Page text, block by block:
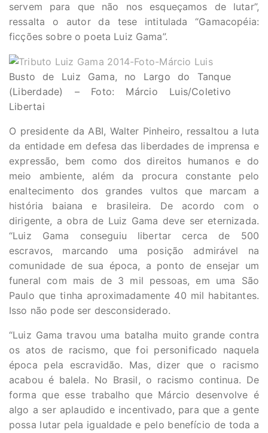
servem para que não nos esqueçamos de lutar”,
ressalta o autor da tese intitulada “Gamacopéia:
ficções sobre o poeta Luiz Gama”.
Busto de Luiz Gama, no Largo do Tanque
(Liberdade) – Foto: Márcio Luis/Coletivo
Libertai
O presidente da ABI, Walter Pinheiro, ressaltou a luta
da entidade em defesa das liberdades de imprensa e
expressão, bem como dos direitos humanos e do
meio ambiente, além da procura constante pelo
enaltecimento dos grandes vultos que marcam a
história baiana e brasileira. De acordo com o
dirigente, a obra de Luiz Gama deve ser eternizada.
“Luiz Gama conseguiu libertar cerca de 500
escravos, marcando uma posição admirável na
comunidade de sua época, a ponto de ensejar um
funeral com mais de 3 mil pessoas, em uma São
Paulo que tinha aproximadamente 40 mil habitantes.
Isso não pode ser desconsiderado.
“Luiz Gama travou uma batalha muito grande contra
os atos de racismo, que foi personificado naquela
época pela escravidão. Mas, dizer que o racismo
acabou é balela. No Brasil, o racismo continua. De
forma que esse trabalho que Márcio desenvolve é
algo a ser aplaudido e incentivado, para que a gente
possa lutar pela igualdade e pelo benefício de toda a